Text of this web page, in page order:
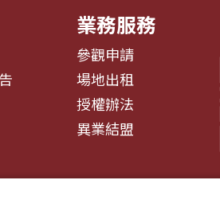
業務服務
參觀申請
場地出租
授權辦法
異業結盟